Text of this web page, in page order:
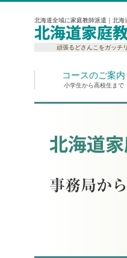
北海道全域に家庭教師派遣｜北海
頑張るどさんこをガッチ
コースのご案内
小学生から高校生まで